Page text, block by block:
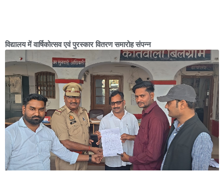
विद्यालय में वार्षिकोत्सव एवं पुरस्कार वितरण समारोह संपन्न